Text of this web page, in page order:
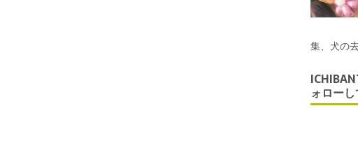
集、犬の
ォロー